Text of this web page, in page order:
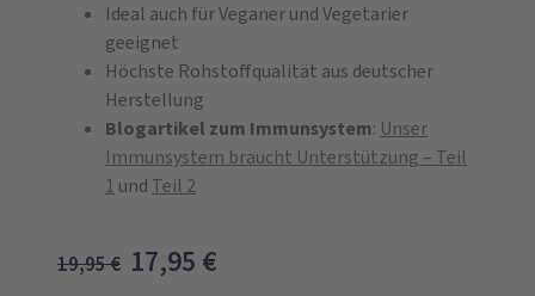
Ideal auch für Veganer und Vegetarier
geeignet
Höchste Rohstoffqualität aus deutscher
Herstellung
Blogartikel zum Immunsystem: Unser
Immunsystem braucht Unterstützung – Teil
1 und Teil 2
19,95€ 17,95 €